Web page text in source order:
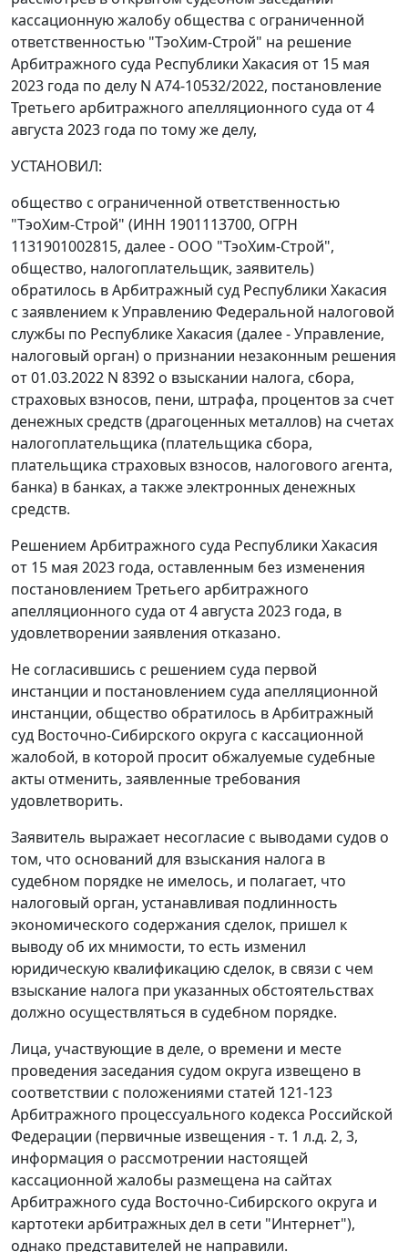
кассационную жалобу общества с ограниченной
ответственностью "ТэоХим-Строй" на решение
Арбитражного суда Республики Хакасия от 15 мая
2023 года по делу N А74-10532/2022, постановление
Третьего арбитражного апелляционного суда от 4
августа 2023 года по тому же делу,
УСТАНОВИЛ:
общество с ограниченной ответственностью
"ТэоХим-Строй" (ИНН 1901113700, ОГРН
1131901002815, далее - ООО "ТэоХим-Строй",
общество, налогоплательщик, заявитель)
обратилось в Арбитражный суд Республики Хакасия
с заявлением к Управлению Федеральной налоговой
службы по Республике Хакасия (далее - Управление,
налоговый орган) о признании незаконным решения
от 01.03.2022 N 8392 о взыскании налога, сбора,
страховых взносов, пени, штрафа, процентов за счет
денежных средств (драгоценных металлов) на счетах
налогоплательщика (плательщика сбора,
плательщика страховых взносов, налогового агента,
банка) в банках, а также электронных денежных
средств.
Решением Арбитражного суда Республики Хакасия
от 15 мая 2023 года, оставленным без изменения
постановлением Третьего арбитражного
апелляционного суда от 4 августа 2023 года, в
удовлетворении заявления отказано.
Не согласившись с решением суда первой
инстанции и постановлением суда апелляционной
инстанции, общество обратилось в Арбитражный
суд Восточно-Сибирского округа с кассационной
жалобой, в которой просит обжалуемые судебные
акты отменить, заявленные требования
удовлетворить.
Заявитель выражает несогласие с выводами судов о
том, что оснований для взыскания налога в
судебном порядке не имелось, и полагает, что
налоговый орган, устанавливая подлинность
экономического содержания сделок, пришел к
выводу об их мнимости, то есть изменил
юридическую квалификацию сделок, в связи с чем
взыскание налога при указанных обстоятельствах
должно осуществляться в судебном порядке.
Лица, участвующие в деле, о времени и месте
проведения заседания судом округа извещено в
соответствии с положениями статей 121-123
Арбитражного процессуального кодекса Российской
Федерации (первичные извещения - т. 1 л.д. 2, 3,
информация о рассмотрении настоящей
кассационной жалобы размещена на сайтах
Арбитражного суда Восточно-Сибирского округа и
картотеки арбитражных дел в сети "Интернет"),
однако представителей не направили.